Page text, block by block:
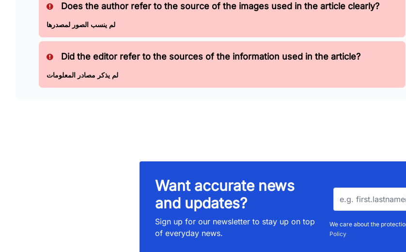
Does the author refer to the source of the images used in the article clearly?
لم ينسب الصور لمصدرها
Did the editor refer to the sources of the information used in the article?
لم يذكر مصادر المعلومات
Want accurate news
and updates?
Sign up for our newsletter to stay up on top
of everyday news.
We care about the
Policy